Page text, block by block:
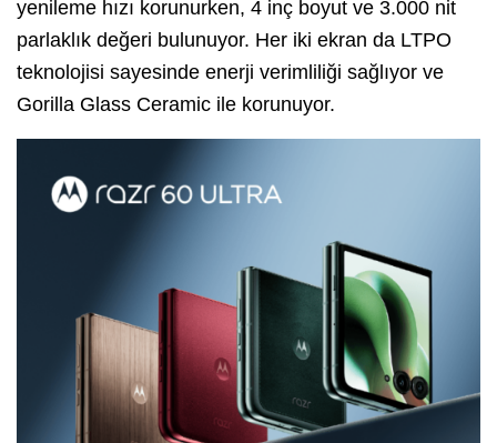
yenileme hızı korunurken, 4 inç boyut ve 3.000 nit
parlaklık değeri bulunuyor. Her iki ekran da LTPO
teknolojisi sayesinde enerji verimliliği sağlıyor ve
Gorilla Glass Ceramic ile korunuyor.